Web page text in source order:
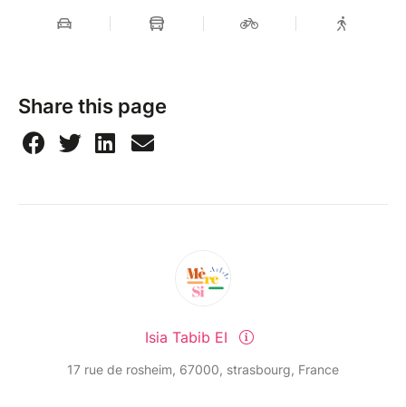
Share this page
Isia Tabib EI
17 rue de rosheim, 67000, strasbourg, France